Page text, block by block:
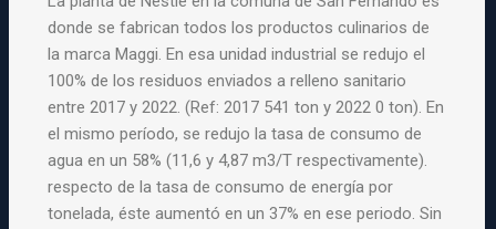
donde se fabrican todos los productos culinarios de
la marca Maggi. En esa unidad industrial se redujo el
100% de los residuos enviados a relleno sanitario
entre 2017 y 2022. (Ref: 2017 541 ton y 2022 0 ton). En
el mismo período, se redujo la tasa de consumo de
agua en un 58% (11,6 y 4,87 m3/T respectivamente).
respecto de la tasa de consumo de energía por
tonelada, éste aumentó en un 37% en ese periodo. Sin